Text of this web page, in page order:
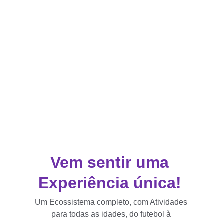
Vem sentir uma
Experiência única!
Um Ecossistema completo, com Atividades
para todas as idades, do futebol à